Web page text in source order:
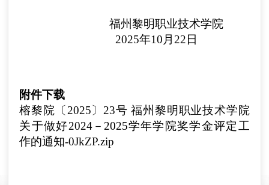
福州黎明职业技术学院
2025年10月22日
附件下载
榕黎院〔2025〕23号 福州黎明职业技术学院
关于做好2024－2025学年学院奖学金评定工
作的通知-0JkZP.zip